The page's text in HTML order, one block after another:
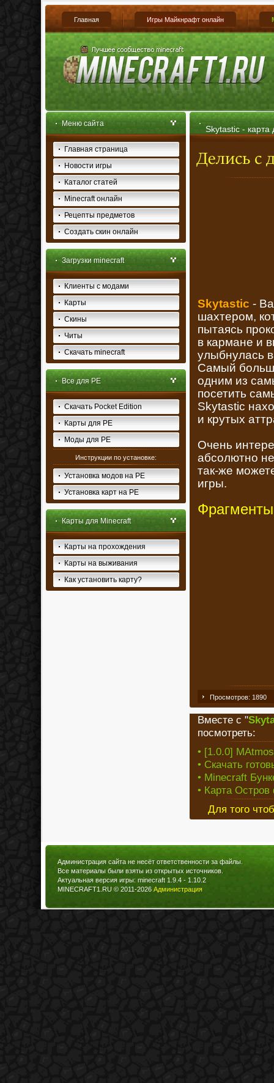
Главная Игры Майкнрафт онлайн
Меню сайта
Главная страница
Новости игры
Каталог статей
Minecraft онлайн
Рецепты предметов
Создать скин онлайн
Загрузки minecraft
Клиенты с модами
Карты
Скины
Читы
Скачать minecraft
Все для PE
Скачать Pocket Edition
Карты для PE
Моды для PE
Инструкции по установке:
Установка модов на PE
Установка карт на PE
Карты для Minecraft
Карты на прохождения
Карты на выживания
Как установить карту?
Skytastic - карта
Skytastic -
шахтером,
пытаясь
в кармане и
улыбнулась
Самый
одним из
посетить
Skytastic
и крутых
Очень
абсолютно
так-же
игры.
Просмотров: 1890
Вместе с "
посмотреть:
• [1.0.0]
• Скачать
• Minecraft
• Карта
Для того
Администрация сайта не несёт ответственности за файлы.
Все материалы были взяты из открытых источников.
Актуальная версия игры: minecraft 1.9.4 - 1.10.2
MINECRAFT1.RU © 2011-2026 Администрация